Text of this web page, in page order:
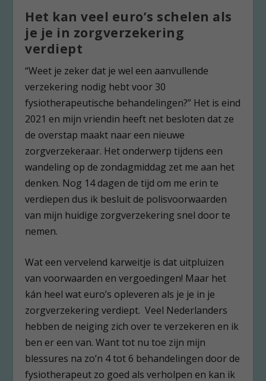
Het kan veel euro’s schelen als
je je in zorgverzekering
verdiept
“Weet je zeker dat je wel een aanvullende
verzekering nodig hebt voor 30
fysiotherapeutische behandelingen?” Het is eind
2021 en mijn vriendin heeft net besloten dat ze
de overstap maakt naar een nieuwe
zorgverzekeraar. Het onderwerp tijdens een
wandeling op de zondagmiddag zet me aan het
denken. Nog 14 dagen de tijd om me erin te
verdiepen dus ik besluit de polisvoorwaarden
van mijn huidige zorgverzekering snel door te
nemen.
Wat een vervelend karweitje is dat uitpluizen
van voorwaarden en vergoedingen! Maar het
kán heel wat euro’s opleveren als je je in je
zorgverzekering verdiept. Veel Nederlanders
hebben de neiging zich over te verzekeren en ik
ben er een van. Want tot nu toe zijn mijn
blessures na zo’n 4 tot 6 behandelingen door de
fysiotherapeut zo goed als verholpen en kan ik